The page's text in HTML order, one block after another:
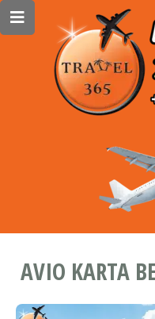
AVIO KARTA